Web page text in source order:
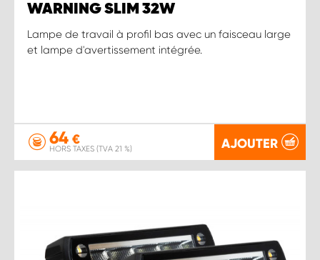
WARNING SLIM 32W
Lampe de travail à profil bas avec un faisceau large
et lampe d'avertissement intégrée.
64 €
HORS TAXES (TVA 21 %) AJOUTER